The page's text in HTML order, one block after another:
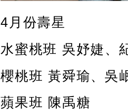
4 月份壽星
水蜜桃班 吳妤婕、
櫻桃班 黃舜瑜、吳
蘋果班 陳禹糖